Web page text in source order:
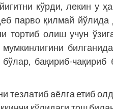
кўрди, лекин у
парво қилмай
тортиб олиш учун
бақириб-
тезлатиб аёлга етиб